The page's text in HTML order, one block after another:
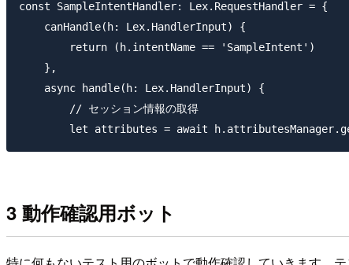
const SampleIntentHandler: Lex.RequestHandler = {
    canHandle(h: Lex.HandlerInput) {
        return (h.intentName == 'SampleIntent')
    },
    async handle(h: Lex.HandlerInput) {
        // セッション情報の取得
3 動作確認用ボット